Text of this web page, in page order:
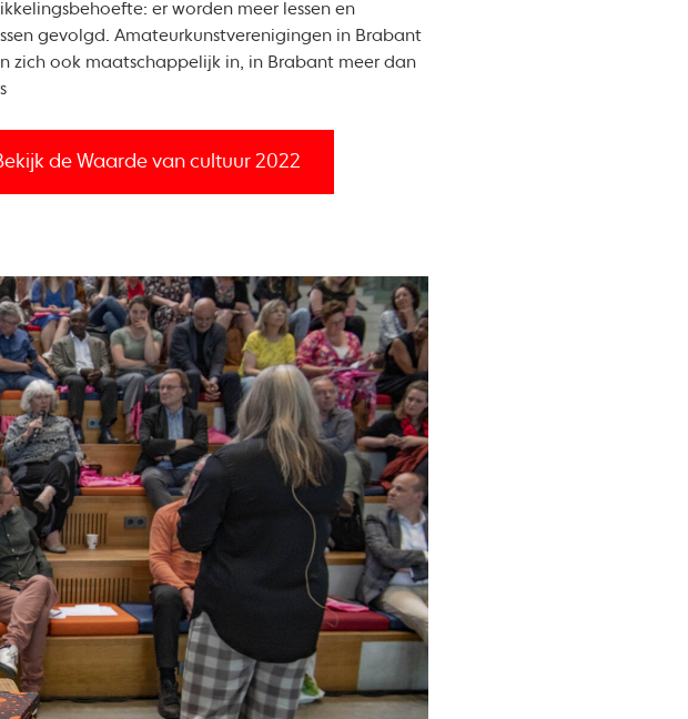
er worden meer lessen en
gevolgd. Amateurkunstverenigingen in Brabant
zich ook maatschappelijk in, in Brabant meer dan
de Waarde van cultuur 2022